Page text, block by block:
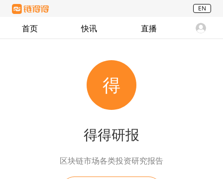
EN
首页 快讯 直播
得
得得研报
区块链市场各类投资研究报告